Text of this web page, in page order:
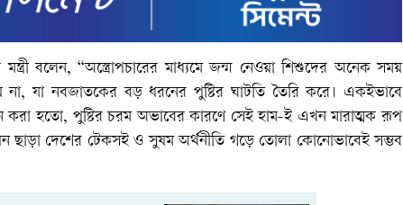
বলেন, “অস্ত্রোপচারের মাধ্যমে জন্ম নেওয়া শিশুদের অনেক সময়
না, যা নবজাতকের বড় ধরনের পুষ্টির ঘাটতি তৈরি করে। একইভাবে
করা হতো, পুষ্টির চরম অভাবের কারণে সেই হাম-ই এখন মারাত্মক রূপ
ছাড়া দেশের টেকসই ও সুষম অর্থনীতি গড়ে তোলা কোনোভাবেই সম্ভব